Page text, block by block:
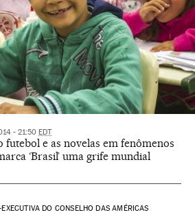
- 21:50 EDT
e as novelas em fenômenos
‘Brasil’ uma grife mundial
DO CONSELHO DAS AMÉRICAS